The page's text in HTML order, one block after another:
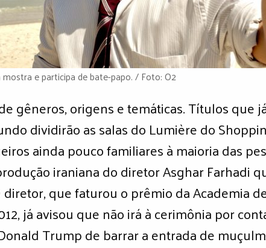
e participa de bate-papo. / Foto: O2
gêneros, origens e temáticas. Títulos que
dividirão as salas do Lumière do
ainda pouco familiares à maioria das
iraniana do diretor Asghar Farhadi
que faturou o prêmio da Academia
já avisou que não irá à cerimônia por
Trump de barrar a entrada de